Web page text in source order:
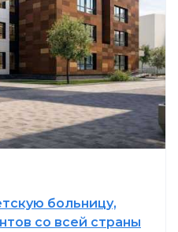
больницу,
со всей страны